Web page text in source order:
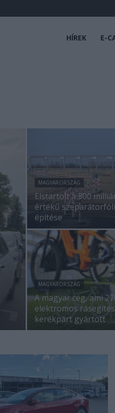
HÍREK E-
MAGYARORSZÁG
Elstartolt a 300
értékű
építése
MAGYARORSZÁG
A magyar cég, ami
elektromos
kerékpárt gyártott